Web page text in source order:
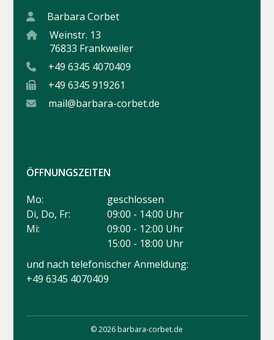
Barbara Corbet
Weinstr. 13
76833 Frankweiler
+49 6345 4070409
+49 6345 919261
mail@barbara-corbet.de
ÖFFNUNGSZEITEN
Mo:
geschlossen
Di, Do, Fr:
09:00 - 14:00 Uhr
Mi:
09:00 - 12:00 Uhr
15:00 - 18:00 Uhr
und nach telefonischer Anmeldung:
+49 6345 4070409
© 2026 barbara-corbet.de